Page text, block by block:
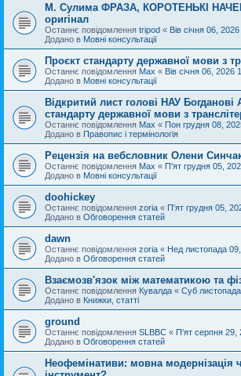
М. Сулима ФРАЗА, КОРОТЕНЬКІ
оригінал
Останнє повідомлення tripod « Вів січня 06,
Додано в Мовні консультації
Проєкт стандарту державної мови з
Останнє повідомлення Max « Вів січня 06, 2026
Додано в Мовні консультації
Відкритий лист голові НАУ
стандарту державної мови з
Останнє повідомлення Max « Пон грудня 08,
Додано в Правопис і термінологія
Рецензія на вебсловник Олени
Останнє повідомлення Max « П'ят грудня 05,
Додано в Мовні консультації
doohickey
Останнє повідомлення zoria « П'ят грудня 05,
Додано в Обговорення статей
dawn
Останнє повідомлення zoria « Нед листопада
Додано в Обговорення статей
Взаємозв'язок між математикою та
Останнє повідомлення Кувалда « Суб
Додано в Книжки, статті
ground
Останнє повідомлення SLBBC « П'ят серпня 29,
Додано в Обговорення статей
Неофемінативи: мовна модернізація